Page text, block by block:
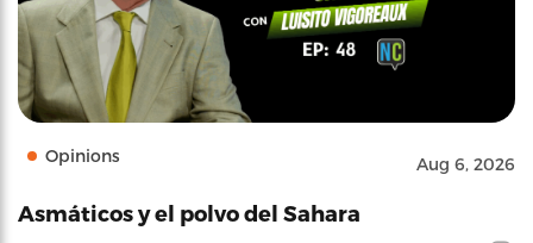
Opinions Aug 6, 2026
Asmáticos y el polvo del Sahara